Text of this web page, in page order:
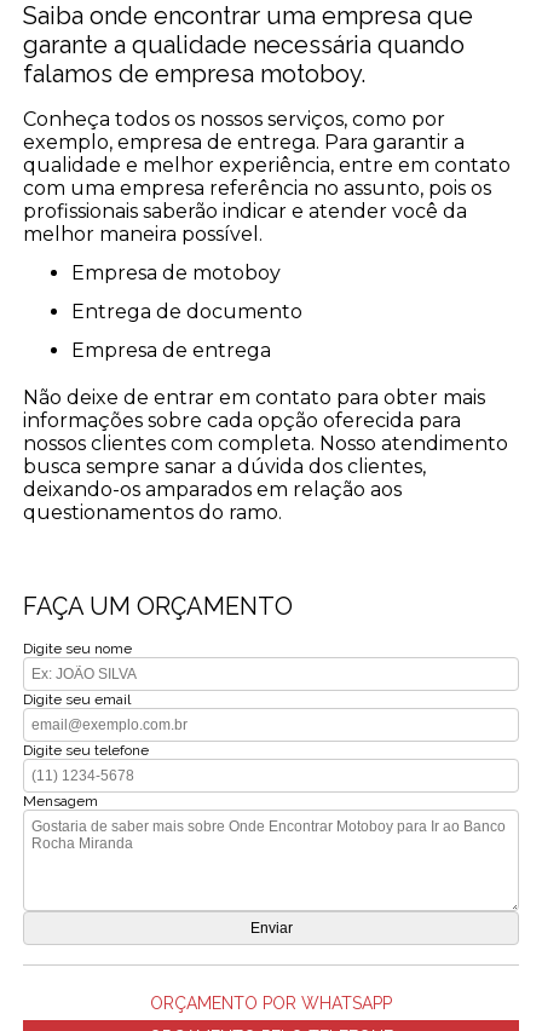
Saiba onde encontrar uma empresa que
garante a qualidade necessária quando
falamos de empresa motoboy.
Conheça todos os nossos serviços, como por
exemplo, empresa de entrega. Para garantir a
qualidade e melhor experiência, entre em contato
com uma empresa referência no assunto, pois os
profissionais saberão indicar e atender você da
melhor maneira possível.
empresa de motoboy
entrega de documento
empresa de entrega
Não deixe de entrar em contato para obter mais
informações sobre cada opção oferecida para
nossos clientes com completa. Nosso atendimento
busca sempre sanar a dúvida dos clientes,
deixando-os amparados em relação aos
questionamentos do ramo.
FAÇA UM ORÇAMENTO
Digite seu nome
Digite seu email
Digite seu telefone
Mensagem
ORÇAMENTO POR WHATSAPP